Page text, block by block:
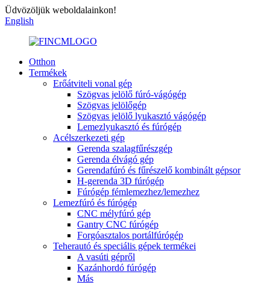
Üdvözöljük weboldalainkon!
English
Otthon
Termékek
Erőátviteli vonal gép
Szögvas jelölő fúró-vágógép
Szögvas jelölőgép
Szögvas jelölő lyukasztó vágógép
Lemezlyukasztó és fúrógép
Acélszerkezeti gép
Gerenda szalagfűrészgép
Gerenda élvágó gép
Gerendafúró és fűrészelő kombinált gépsor
H-gerenda 3D fúrógép
Fúrógép fémlemezhez/lemezhez
Lemezfúró és fúrógép
CNC mélyfúró gép
Gantry CNC fúrógép
Forgóasztalos portálfúrógép
Teherautó és speciális gépek termékei
A vasúti gépről
Kazánhordó fúrógép
Más